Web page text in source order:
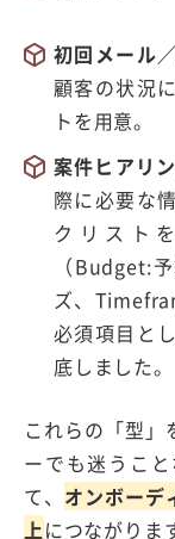
初回メール
顧客の状況
トを用意。
案件ヒアリ
際に必要な
クリスト
（Budget:
ズ、
必須項目とし
底しました。
これらの「型」
ーでも迷うこ
て、 オンボーデ
上につながりま